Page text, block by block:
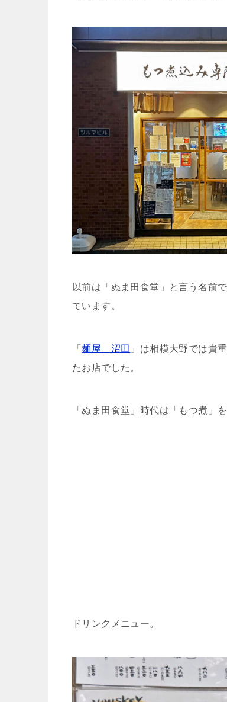
以前は「ぬま田食堂」と言う名前
ています。
「麺屋 沼田 」は相模大野では貴
たお店でした。
「ぬま田食堂」時代は「もつ煮」
ドリンクメニュー。